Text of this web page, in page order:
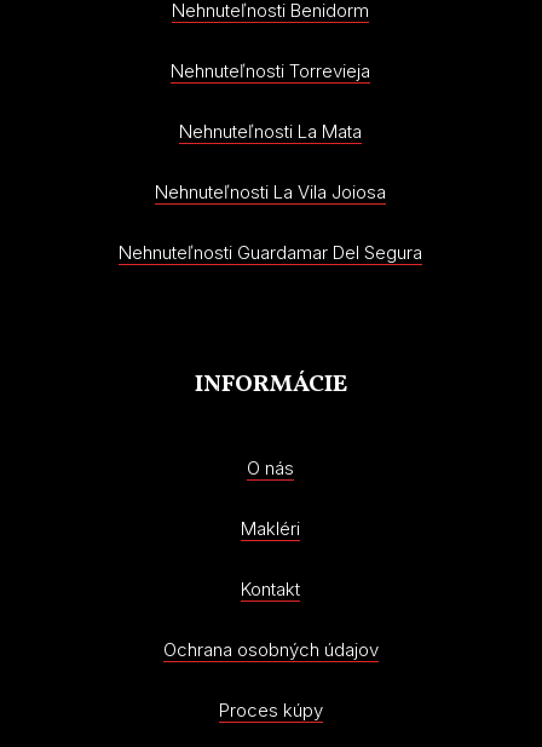
Nehnuteľnosti Benidorm
Nehnuteľnosti Torrevieja
Nehnuteľnosti La Mata
Nehnuteľnosti La Vila Joiosa
Nehnuteľnosti Guardamar Del Segura
INFORMÁCIE
O nás
Makléri
Kontakt
Ochrana osobných údajov
Proces kúpy